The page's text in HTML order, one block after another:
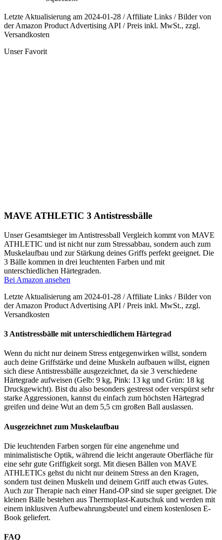
Letzte Aktualisierung am 2024-01-28 / Affiliate Links / Bilder von
der Amazon Product Advertising API / Preis inkl. MwSt., zzgl.
Versandkosten
Unser Favorit
MAVE ATHLETIC 3 Antistressbälle
Unser Gesamtsieger im Antistressball Vergleich kommt von MAVE
ATHLETIC und ist nicht nur zum Stressabbau, sondern auch zum
Muskelaufbau und zur Stärkung deines Griffs perfekt geeignet. Die
3 Bälle kommen in drei leuchtenten Farben und mit
unterschiedlichen Härtegraden.
Bei Amazon ansehen
Letzte Aktualisierung am 2024-01-28 / Affiliate Links / Bilder von
der Amazon Product Advertising API / Preis inkl. MwSt., zzgl.
Versandkosten
3 Antistressbälle mit unterschiedlichem Härtegrad
Wenn du nicht nur deinem Stress entgegenwirken willst, sondern
auch deine Griffstärke und deine Muskeln aufbauen willst, eignen
sich diese Antistressbälle ausgezeichnet, da sie 3 verschiedene
Härtegrade aufweisen (Gelb: 9 kg, Pink: 13 kg und Grün: 18 kg
Druckgewicht). Bist du also besonders gestresst oder verspürst sehr
starke Aggressionen, kannst du einfach zum höchsten Härtegrad
greifen und deine Wut an dem 5,5 cm großen Ball auslassen.
Ausgezeichnet zum Muskelaufbau
Die leuchtenden Farben sorgen für eine angenehme und
minimalistische Optik, während die leicht angeraute Oberfläche für
eine sehr gute Griffigkeit sorgt. Mit diesen Bällen von MAVE
ATHLETICs gehst du nicht nur deinem Stress an den Kragen,
sondern tust deinen Muskeln und deinem Griff auch etwas Gutes.
Auch zur Therapie nach einer Hand-OP sind sie super geeignet. Die
kleinen Bälle bestehen aus Thermoplast-Kautschuk und werden mit
einem inklusiven Aufbewahrungsbeutel und einem kostenlosen E-
Book geliefert.
FAQ